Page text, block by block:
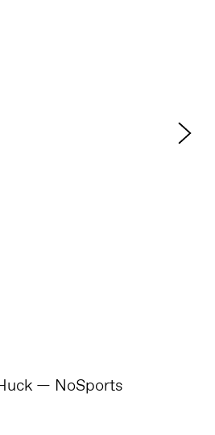
— NoSports